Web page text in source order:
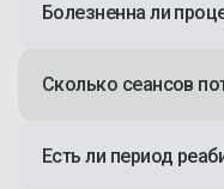
Болезненна ли
Сколько сеансов
Есть ли период